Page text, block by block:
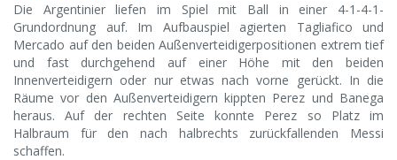
Die Argentinier liefen im Spiel mit Ball in einer 4-1-4-1-
Grundordnung auf. Im Aufbauspiel agierten Tagliafico und
Mercado auf den beiden Außenverteidigerpositionen extrem tief
und fast durchgehend auf einer Höhe mit den beiden
Innenverteidigern oder nur etwas nach vorne gerückt. In die
Räume vor den Außenverteidigern kippten Perez und Banega
heraus. Auf der rechten Seite konnte Perez so Platz im
Halbraum für den nach halbrechts zurückfallenden Messi
schaffen.